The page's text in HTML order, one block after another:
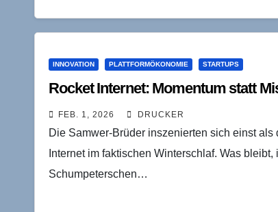
INNOVATION PLATTFORMÖKONOMIE STARTUPS
Rocket Internet: Momentum statt
FEB. 1, 2026 DRUCKER
Die Samwer-Brüder inszenierten sich einst
Internet im faktischen Winterschlaf. Was
Schumpeterschen…